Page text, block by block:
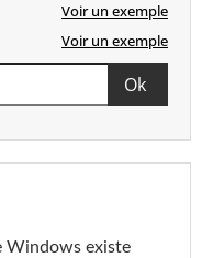
Voir un exemple
Voir un exemple
Windows existe